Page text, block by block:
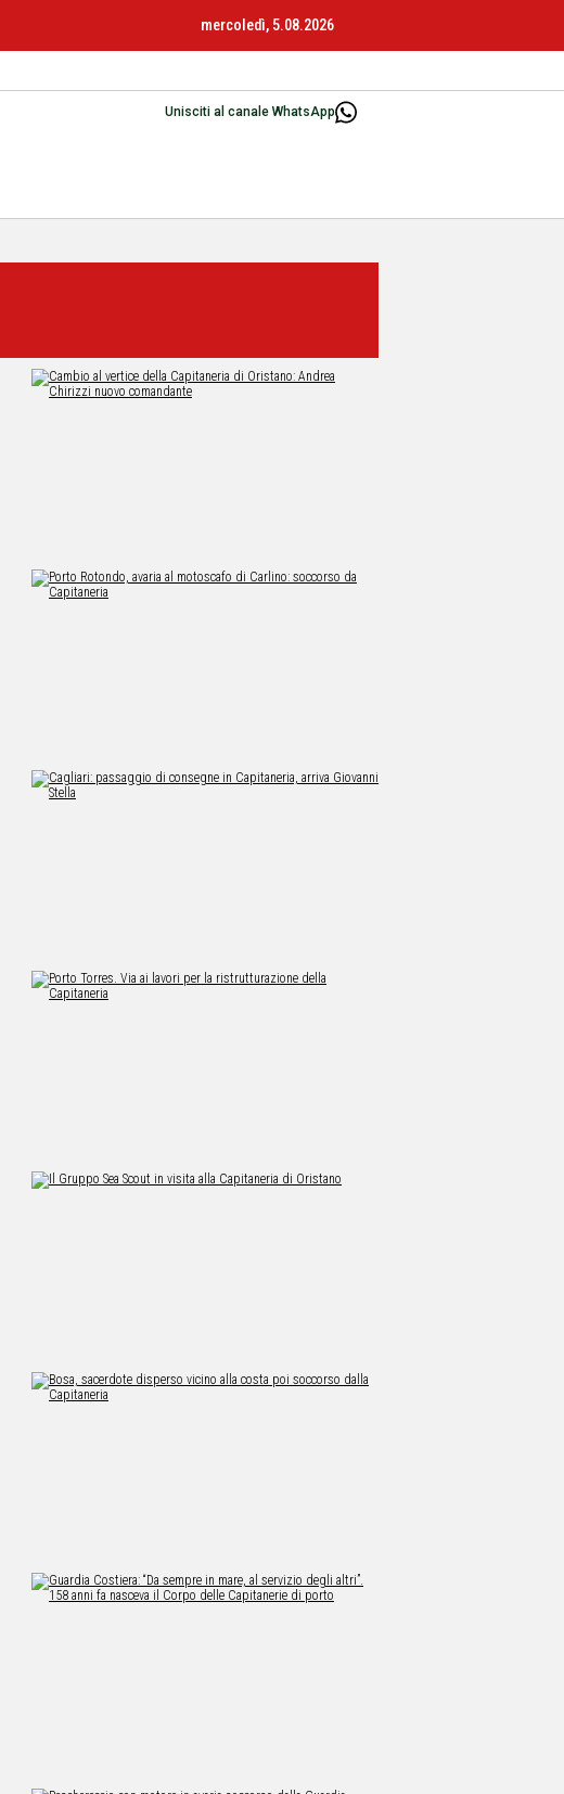
Unisciti al canale WhatsApp
mercoledì, 5.08.2026